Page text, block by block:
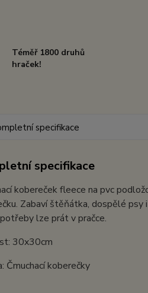
Téměř 1800 druhů
hraček!
specifikace
specifikace
kobereček fleece na pvc
Zabaví štěňátka, dospělé psy
lze prát v pračce.
30x30cm
Čmuchací koberečky